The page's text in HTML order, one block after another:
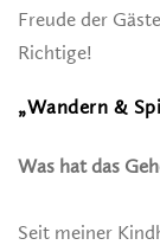
Freude der
Richtige!
„Wandern &
Was hat das
Seit meiner